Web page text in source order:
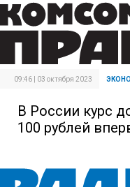
09:46 | 03 октября 2023
В России курс
100 рублей